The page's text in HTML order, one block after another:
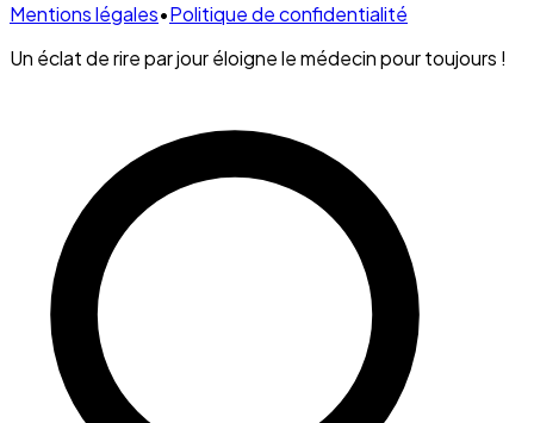
Mentions légales•Politique de confidentialité
Un éclat de rire par jour éloigne le médecin pour toujours !